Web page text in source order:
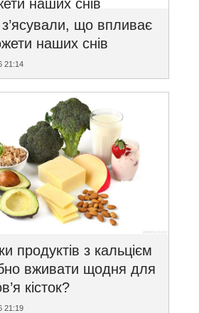
з’ясували, що впливає
наших снів
21:14
продуктів з кальцієм
вживати щодня для
кісток?
21:19